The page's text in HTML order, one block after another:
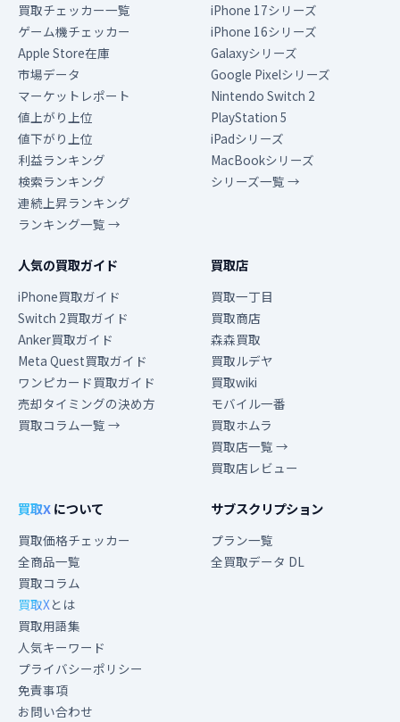
買取チェッカー一覧
ゲーム機チェッカー
Apple Store在庫
市場データ
マーケットレポート
値上がり上位
値下がり上位
利益ランキング
検索ランキング
連続上昇ランキング
ランキング一覧 →
iPhone 17シリーズ
iPhone 16シリーズ
Galaxyシリーズ
Google Pixelシリーズ
Nintendo Switch 2
PlayStation 5
iPadシリーズ
MacBookシリーズ
シリーズ一覧 →
人気の買取ガイド
iPhone買取ガイド
Switch 2買取ガイド
Anker買取ガイド
Meta Quest買取ガイド
ワンピカード買取ガイド
売却タイミングの決め方
買取コラム一覧 →
買取店
買取一丁目
買取商店
森森買取
買取ルデヤ
買取wiki
モバイル一番
買取ホムラ
買取店一覧 →
買取店レビュー
買取Xについて
買取価格チェッカー
全商品一覧
買取コラム
買取Xとは
買取用語集
人気キーワード
プライバシーポリシー
免責事項
お問い合わせ
サブスクリプション
プラン一覧
全買取データ DL